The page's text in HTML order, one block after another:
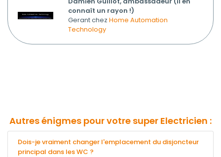
connaît un rayon !)
Gerant chez Home Automation
Technology
Autres énigmes pour votre super Electricien :
Dois-je vraiment changer l'emplacement du disjoncteur
principal dans les WC ?